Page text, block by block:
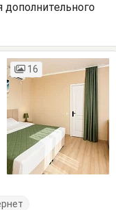
16